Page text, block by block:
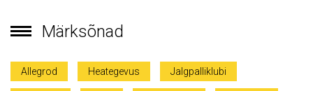
Märksõnad
Allegrod Heategevus Jalgpalliklubi